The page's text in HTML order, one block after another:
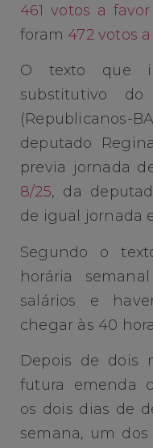
461 votos a
foram 472 votos
O texto que
substitutivo
deputado
previa jornada
8/25, da
de igual jornada
Segundo o
horária
salários e
chegar às 40
Depois de dois
futura emenda
os dois dias de
semana, um